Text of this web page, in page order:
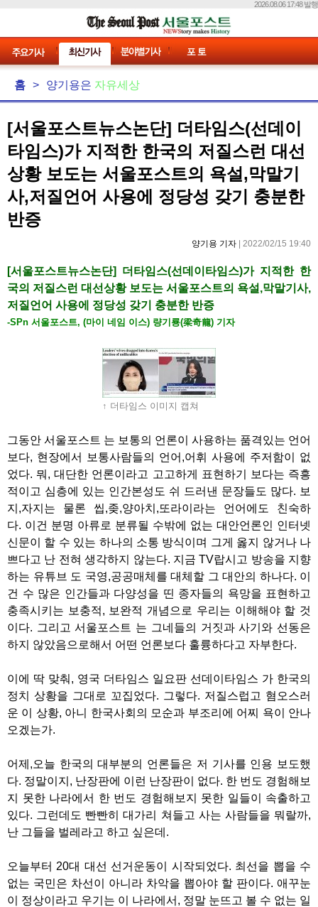
2026.08.06 17:48 발행
홈 > 양기용은 자유세상
[서울포스트뉴스논단] 더타임스(선데이
타임스)가 지적한 한국의 저질스런 대선
상황 보도는 서울포스트의 욕설,막말기
사,저질언어 사용에 정당성 갖기 충분한
반증
양기용 기자 | 2022/02/15 19:40
[서울포스트뉴스논단] 더타임스(선데이타임스)가 지적한 한
국의 저질스런 대선상황 보도는 서울포스트의 욕설,막말기사,
저질언어 사용에 정당성 갖기 충분한 반증
-SPn 서울포스트, (마이 네임 이스) 량기룡(梁奇龍) 기자
↑ 더타임스 이미지 캡쳐
그동안 서울포스트 는 보통의 언론이 사용하는 품격있는 언어
보다, 현장에서 보통사람들의 언어,어휘 사용에 주저함이 없
었다. 뭐, 대단한 언론이라고 고고하게 표현하기 보다는 즉흥
적이고 심층에 있는 인간본성도 쉬 드러낸 문장들도 많다. 보
지,자지는 물론 씹,좆,양아치,또라이라는 언어에도 친숙하
다. 이건 분명 아류로 분류될 수밖에 없는 대안언론인 인터넷
신문이 할 수 있는 하나의 소통 방식이며 그게 옳지 않거나 나
쁘다고 난 전혀 생각하지 않는다. 지금 TV랍시고 방송을 지향
하는 유튜브 도 국영,공공매체를 대체할 그 대안의 하나다. 이
건 수 많은 인간들과 다양성을 띤 종자들의 욕망을 표현하고
충족시키는 보충적, 보완적 개념으로 우리는 이해해야 할 것
이다. 그리고 서울포스트 는 그네들의 거짓과 사기와 선동은
하지 않았음으로해서 어떤 언론보다 훌륭하다고 자부한다.
이에 딱 맞춰, 영국 더타임스 일요판 선데이타임스 가 한국의
정치 상황을 그대로 꼬집었다. 그렇다. 저질스럽고 혐오스러
운 이 상황, 아니 한국사회의 모순과 부조리에 어찌 욕이 안나
오겠는가.
어제,오늘 한국의 대부분의 언론들은 저 기사를 인용 보도했
다. 정말이지, 난장판에 이런 난장판이 없다. 한 번도 경험해보
지 못한 나라에서 한 번도 경험해보지 못한 일들이 속출하고
있다. 그런데도 빤빤히 대가리 쳐들고 사는 사람들을 뭐랄까,
난 그들을 벌레라고 하고 싶은데.
오늘부터 20대 대선 선거운동이 시작되었다. 최선을 뽑을 수
없는 국민은 차선이 아니라 차악을 뽑아야 할 판이다. 애꾸눈
이 정상이라고 우기는 이 나라에서, 정말 눈뜨고 볼 수 없는 일